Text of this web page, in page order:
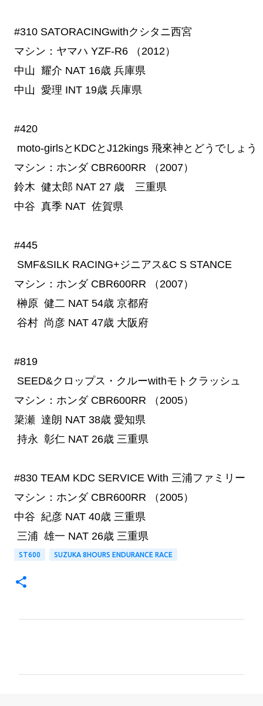
#310 SATORACINGwithクシタニ西宮
マシン：ヤマハ YZF-R6 （2012）
中山 耀介 NAT 16歳 兵庫県
中山 愛理 INT 19歳 兵庫県
#420
moto-girlsとKDCとJ12kings 飛來神とどうでしょう
マシン：ホンダ CBR600RR （2007）
鈴木 健太郎 NAT 27 歳 三重県
中谷 真季 NAT 佐賀県
#445
SMF&SILK RACING+ジニアス&C S STANCE
マシン：ホンダ CBR600RR （2007）
榊原 健二 NAT 54歳 京都府
谷村 尚彦 NAT 47歳 大阪府
#819
SEED&クロップス・クルーwithモトクラッシュ
マシン：ホンダ CBR600RR （2005）
簗瀬 達朗 NAT 38歳 愛知県
持永 彰仁 NAT 26歳 三重県
#830 TEAM KDC SERVICE With 三浦ファミリー
マシン：ホンダ CBR600RR （2005）
中谷 紀彦 NAT 40歳 三重県
三浦 雄一 NAT 26歳 三重県
ST600 SUZUKA 8HOURS ENDURANCE RACE